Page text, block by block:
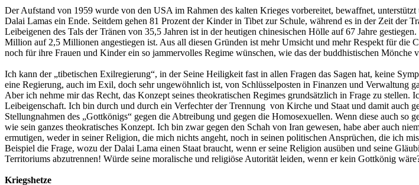
Der Aufstand von 1959 wurde von den USA im Rahmen des kalten Krieges vorbereitet, bewaffnet,
Dalai Lamas ein Ende. Seitdem gehen 81 Prozent der Kinder in Tibet zur Schule, während es in der Zeit der
Leibeigenen des Tals der Tränen von 35,5 Jahren ist in der heutigen chinesischen Hölle auf 67 Jahre
Million auf 2,5 Millionen angestiegen ist. Aus all diesen Gründen ist mehr Umsicht und mehr Respekt für die
noch für ihre Frauen und Kinder ein so jammervolles Regime wünschen, wie das der buddhistischen Mönche
Ich kann der „tibetischen Exilregierung“, in der Seine Heiligkeit fast in allen Fragen das Sagen hat, keine
eine Regierung, auch im Exil, doch sehr ungewöhnlich ist, von Schlüsselposten in Finanzen und Verwaltung
Aber ich nehme mir das Recht, das Konzept seines theokratischen Regimes grundsätzlich in Frage zu
Leibeigenschaft. Ich bin durch und durch ein Verfechter der Trennung von Kirche und Staat und damit auch
Stellungnahmen des „Gottkönigs“ gegen die Abtreibung und gegen die Homosexuellen. Wenn diese auch
wie sein ganzes theokratisches Konzept. Ich bin zwar gegen den Schah von Iran gewesen, habe aber auch
ermutigen, weder in seiner Religion, die mich nichts angeht, noch in seinen politischen Ansprüchen, die ich
Beispiel die Frage, wozu der Dalai Lama einen Staat braucht, wenn er seine Religion ausüben und seine
Territoriums abzutrennen! Würde seine moralische und religiöse Autorität leiden, wenn er kein Gottkönig
Kriegshetze